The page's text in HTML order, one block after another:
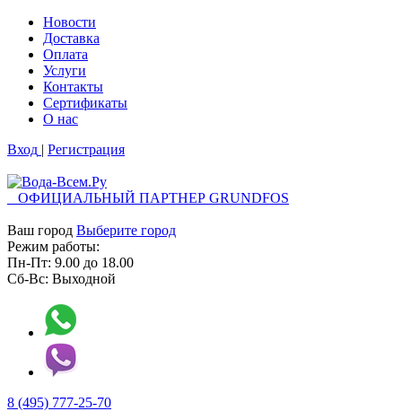
Новости
Доставка
Оплата
Услуги
Контакты
Cертификаты
О нас
Вход | Регистрация
ОФИЦИАЛЬНЫЙ ПАРТНЕР GRUNDFOS
Ваш город Выберите город
Режим работы:
Пн-Пт: 9.00 до 18.00
Сб-Вс: Выходной
8 (495) 777-25-70